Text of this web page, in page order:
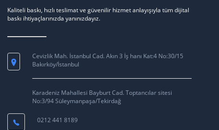
Kaliteli baskı, hızlı teslimat ve güvenilir hizmet anlayışıyla tüm dijital
baskı ihtiyaçlarınızda yanınızdayız.
Cevizlik Mah. İstanbul Cad. Akın 3 İş hanı Kat:4 No:30/15
Bakırköy/İstanbul
Karadeniz Mahallesi Bayburt Cad. Toptancılar sitesi
No:3/94 Süleymanpaşa/Tekirdağ
0212 441 8189